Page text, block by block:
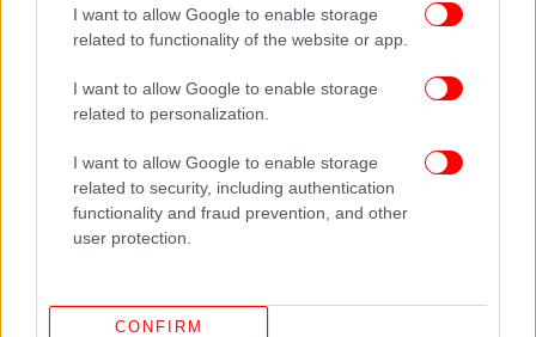
I want to allow Google to enable storage
related to functionality of the website or app.
I want to allow Google to enable storage
related to personalization.
I want to allow Google to enable storage
related to security, including authentication
functionality and fraud prevention, and other
user protection.
CONFIRM